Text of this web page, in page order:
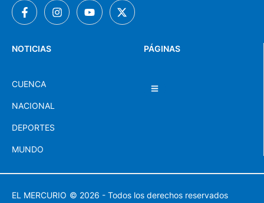
PÁGINAS
NOTICIAS
CUENCA
NACIONAL
DEPORTES
MUNDO
EL MERCURIO © 2026 - Todos los derechos reservados